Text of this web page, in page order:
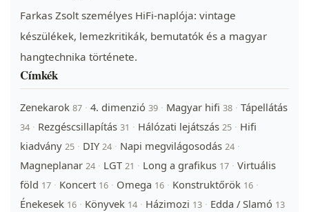
Farkas Zsolt személyes HiFi-naplója: vintage
készülékek, lemezkritikák, bemutatók és a magyar
hangtechnika története.
Címkék
Zenekarok 87 · 4. dimenzió 39 · Magyar hifi 38 · Tápellátás
34 · Rezgéscsillapítás 31 · Hálózati lejátszás 25 · Hifi
kiadvány 25 · DIY 24 · Napi megvilágosodás 24 ·
Magneplanar 24 · LGT 21 · Long a grafikus 17 · Virtuális
föld 17 · Koncert 16 · Omega 16 · Konstruktőrök 16 ·
Énekesek 16 · Könyvek 14 · Házimozi 13 · Edda / Slamó 13